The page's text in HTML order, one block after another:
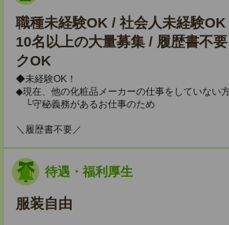
職種未経験OK / 社会人未経験
10名以上の大量募集 / 履歴書不
クOK
◆未経験OK！
◆現在、他の化粧品メーカーの仕事をしていない
└守秘義務があるお仕事のため
＼履歴書不要／
待遇・福利厚生
服装自由